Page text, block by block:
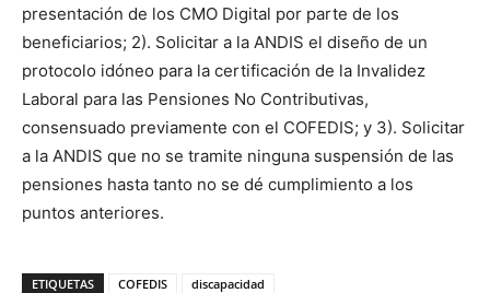
presentación de los CMO Digital por parte de los
beneficiarios; 2). Solicitar a la ANDIS el diseño de un
protocolo idóneo para la certificación de la Invalidez
Laboral para las Pensiones No Contributivas,
consensuado previamente con el COFEDIS; y 3). Solicitar
a la ANDIS que no se tramite ninguna suspensión de las
pensiones hasta tanto no se dé cumplimiento a los
puntos anteriores.
ETIQUETAS COFEDIS discapacidad